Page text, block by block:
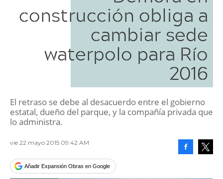
construcción obliga a
cambiar sede
waterpolo para Río
2016
El retraso se debe al desacuerdo entre el gobierno
estatal, dueño del parque, y la compañía privada que
lo administra.
vie 22 mayo 2015 09:42 AM
Añadir Expansión Obras en Google